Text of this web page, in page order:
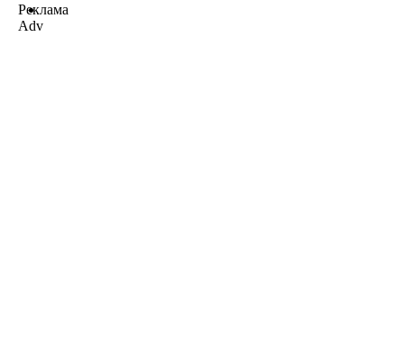
Реклама
Adv